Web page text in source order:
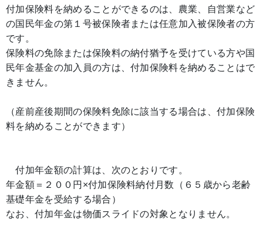
付加保険料を納めることができるのは、農業、自営業など
の国民年金の第１号被保険者または任意加入被保険者の方
です。
保険料の免除または保険料の納付猶予を受けている方や国
民年金基金の加入員の方は、付加保険料を納めることはで
きません。
（産前産後期間の保険料免除に該当する場合は、付加保険
料を納めることができます）
付加年金額の計算は、次のとおりです。
年金額＝２００円×付加保険料納付月数（６５歳から老齢
基礎年金を受給する場合）
なお、付加年金は物価スライドの対象となりません。